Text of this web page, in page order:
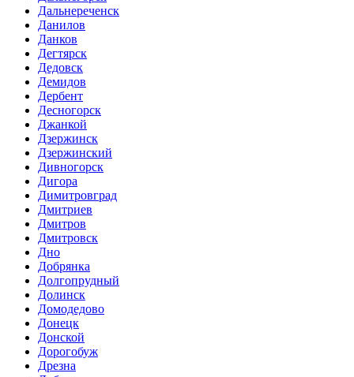
Дальнереченск
Данилов
Данков
Дегтярск
Дедовск
Демидов
Дербент
Десногорск
Джанкой
Дзержинск
Дзержинский
Дивногорск
Дигора
Димитровград
Дмитриев
Дмитров
Дмитровск
Дно
Добрянка
Долгопрудный
Долинск
Домодедово
Донецк
Донской
Дорогобуж
Дрезна